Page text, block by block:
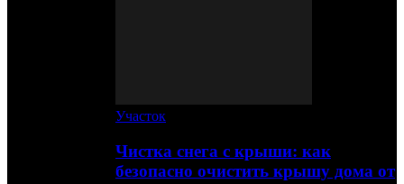
Участок
Чистка снега с крыши: как
безопасно очистить крышу дома от